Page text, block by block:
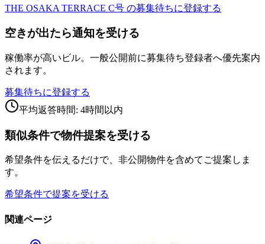
THE OSAKA TERRACE C号 の募集待ちに登録する
空きが出たら通知を受ける
稼働率が高いビル。一般公開前に募集待ち登録者へ優先案内
されます。
募集待ちに登録する
平均返答時間: 4時間以内
類似条件で物件提案を受ける
希望条件を伝えるだけで、非公開物件を含めてご提案しま
す。
希望条件で提案を受ける
関連ページ